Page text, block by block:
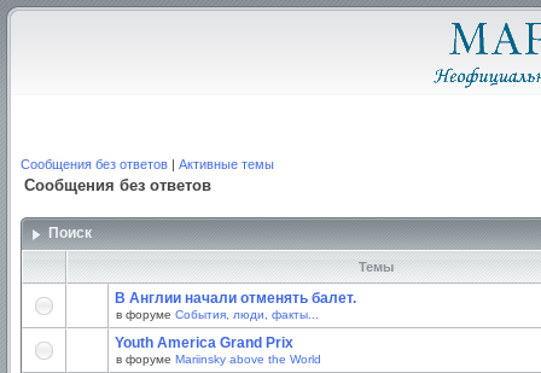
Сообщения без ответов | Активные темы
Сообщения без ответов
Поиск
Темы
В Англии начали отменять балет.
в форуме События, люди, факты...
Youth America Grand Prix
в форуме Mariinsky above the World